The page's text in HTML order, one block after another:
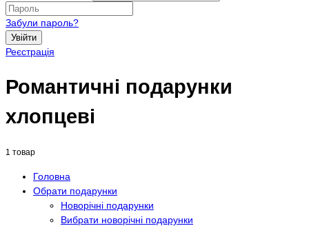
Забули пароль?
Увійти
Реєстрація
Романтичні подарунки
хлопцеві
1 товар
Головна
Обрати подарунки
Новорічні подарунки
Вибрати новорічні подарунки